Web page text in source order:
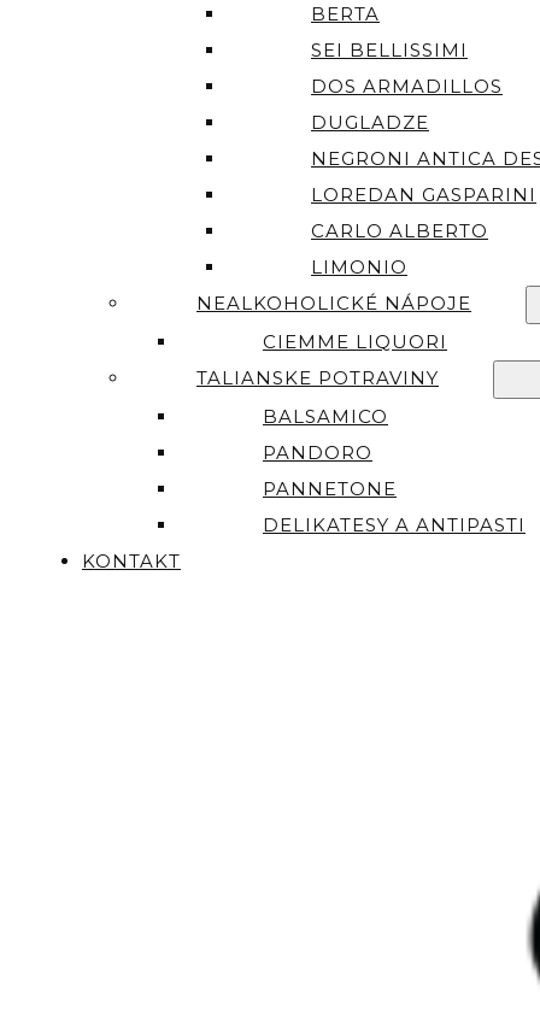
BERTA
SEI BELLISSIMI
DOS ARMADILLOS
DUGLADZE
NEGRONI ANTICA
LOREDAN GASPARINI
CARLO ALBERTO
LIMONIO
NEALKOHOLICKÉ NÁPOJE
CIEMME LIQUORI
TALIANSKE POTRAVINY
BALSAMICO
PANDORO
PANNETONE
DELIKATESY A ANTIPASTI
KONTAKT